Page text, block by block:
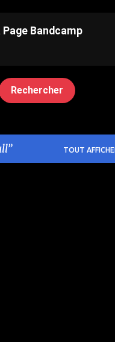
Page Bandcamp
Rechercher
TOUT